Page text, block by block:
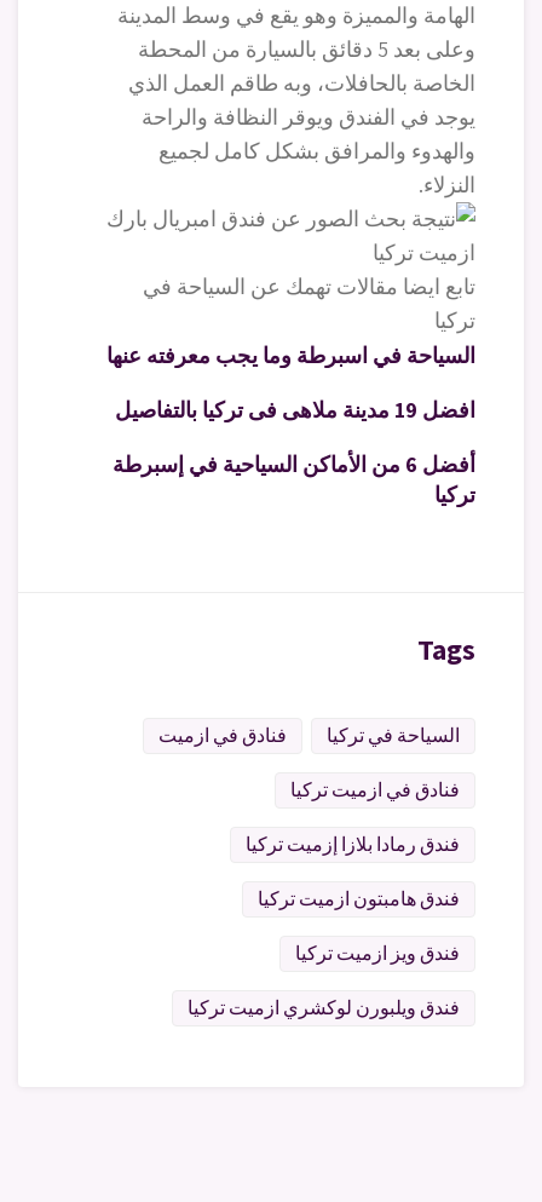
الهامة والمميزة وهو يقع في وسط المدينة
وعلى بعد 5 دقائق بالسيارة من المحطة
الخاصة بالحافلات، وبه طاقم العمل الذي
يوجد في الفندق ويوقر النظافة والراحة
والهدوء والمرافق بشكل كامل لجميع
النزلاء.
تابع ايضا مقالات تهمك عن السياحة في
تركيا
السياحة في اسبرطة وما يجب معرفته عنها
افضل 19 مدينة ملاهى فى تركيا بالتفاصيل
أفضل 6 من الأماكن السياحية في إسبرطة
تركيا
Tags
السياحة في تركيا فنادق في ازميت
فنادق في ازميت تركيا
فندق رمادا بلازا إزميت تركيا
فندق هامبتون ازميت تركيا
فندق ويز ازميت تركيا
فندق ويلبورن لوكشري ازميت تركيا